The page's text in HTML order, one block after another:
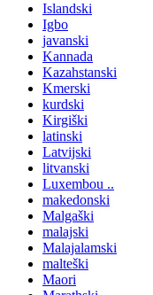
Islandski
Igbo
javanski
Kannada
Kazahstanski
Kmerski
kurdski
Kirgiški
latinski
Latvijski
litvanski
Luxembou ..
makedonski
Malgaški
malajski
Malajalamski
malteški
Maori